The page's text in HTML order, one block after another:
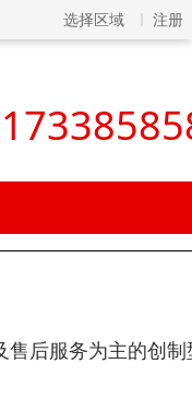
选择区域 注册
售后服务为主的创制